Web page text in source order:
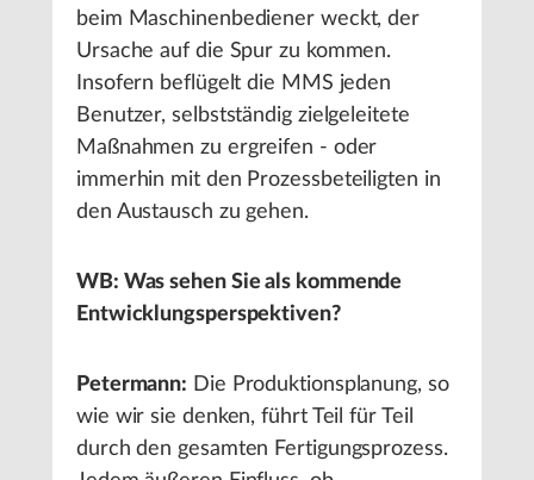
beim Maschinenbediener weckt, der
Ursache auf die Spur zu kommen.
Insofern beflügelt die MMS jeden
Benutzer, selbstständig zielgeleitete
Maßnahmen zu ergreifen - oder
immerhin mit den Prozessbeteiligten in
den Austausch zu gehen.
WB: Was sehen Sie als kommende
Entwicklungsperspektiven?
Petermann: Die Produktionsplanung, so
wie wir sie denken, führt Teil für Teil
durch den gesamten Fertigungsprozess.